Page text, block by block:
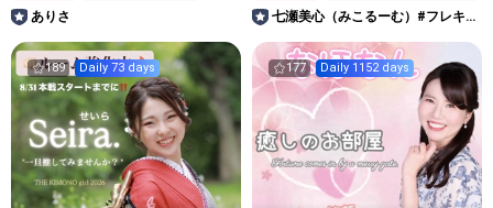
ありさ
審査ちゅう❣️
七瀬美心（みこるーむ）#フレキ
189 Daily 73 days 177 Daily 1152 days